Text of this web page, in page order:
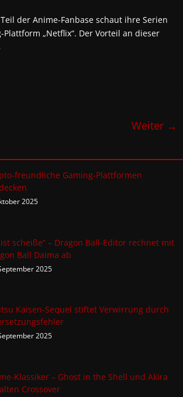
der Anime-Fanbase schaut ihre Serien
„Netflix“. Der Vorteil an dieser
Weiter →
freundliche Gaming-Plattformen
2025
ist scheiße“ – Dragon Ball-Editor rechnet mit
Ball Daima ab
2025
Kaisen-Sequel stiftet Verwirrung durch
2025
Klassiker – Ghost in the Shell und Akira
Crossover